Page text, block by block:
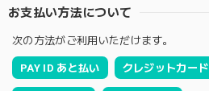
お支払い方法について
次の方法がご利用いただけます。
PAY ID あと払い クレジットカード